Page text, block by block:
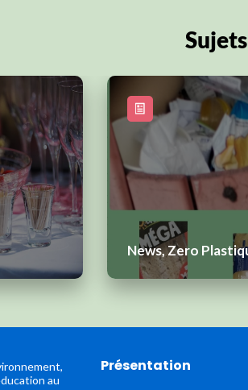
News, Zero
au
Présentation